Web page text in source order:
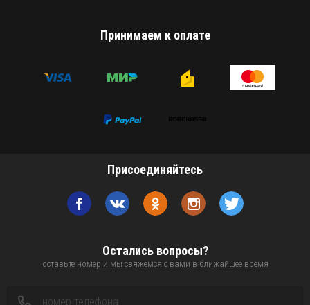
Принимаем к оплате
Присоединяйтесь
Остались вопросы?
оставьте номер и мы свяжемся с вами в ближайшее время